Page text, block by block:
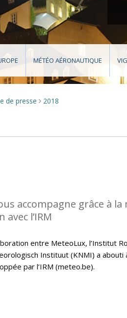
MÉTÉO AÉRONAUTIQUE
de presse > 2018
accompagne grâce à
l’IRM
entre MeteoLux, l’Institut
Instituut (KNMI) a abouti
par l’IRM (meteo.be).